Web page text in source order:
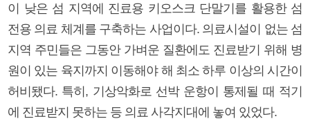
이 낮은 섬 지역에 진료용 키오스크 단말기를 활용한 섬
전용 의료 체계를 구축하는 사업이다. 의료시설이 없는 섬
지역 주민들은 그동안 가벼운 질환에도 진료받기 위해 병
원이 있는 육지까지 이동해야 해 최소 하루 이상의 시간이
허비됐다. 특히, 기상악화로 선박 운항이 통제될 때 적기
에 진료받지 못하는 등 의료 사각지대에 놓여 있었다.